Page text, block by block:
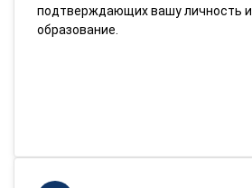
подтверждающих вашу личность
образование.